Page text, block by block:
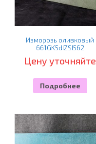
Изморозь оливковый
661GK5dIZSI562
Цену уточняйте
Подробнее